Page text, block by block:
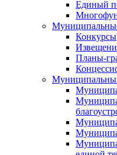
Единый
Конкурсы
Планы-